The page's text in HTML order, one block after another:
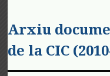
Arxiu
de la CIC